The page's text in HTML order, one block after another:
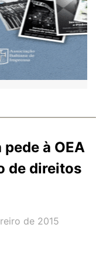
à OEA
de direitos
de 2015